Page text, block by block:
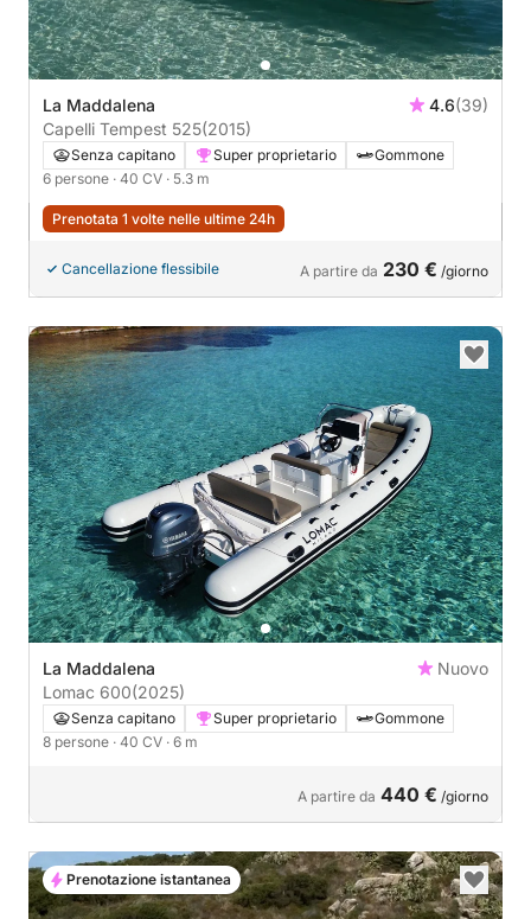
La Maddalena 4.6(39)
Capelli Tempest 525(2015)
Senza capitano Super proprietario
Gommone
6 persone · 40 CV · 5.3 m
Prenotata 1 volte nelle ultime 24h
Cancellazione flessibile A partire da 230 € /giorno
La Maddalena
Nuovo
Lomac 600(2025)
Senza capitano Super proprietario
Gommone
8 persone · 40 CV · 6 m
A partire da 440 € /giorno
Prenotazione istantanea